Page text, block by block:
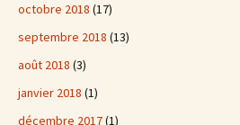
octobre 2018 (17)
septembre 2018 (13)
août 2018 (3)
janvier 2018 (1)
décembre 2017(1)